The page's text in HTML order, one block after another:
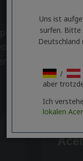
Uns ist
surfen. Bitte
Deutschland
/
aber
Ich
lokalen